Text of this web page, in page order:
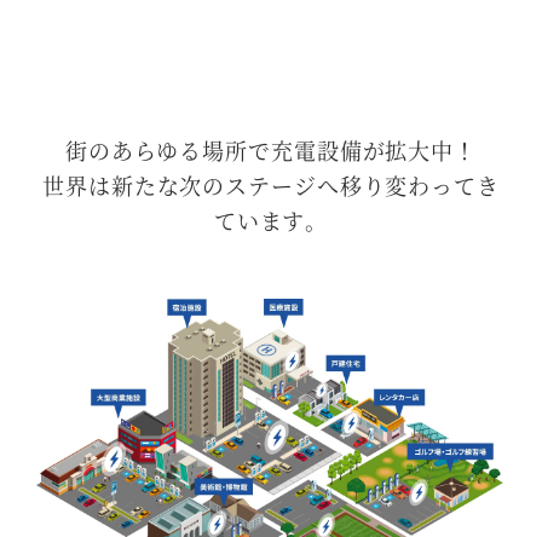
街のあらゆる場所で充電設備が拡大中！
世界は新たな次のステージへ移り変わってき
ています。